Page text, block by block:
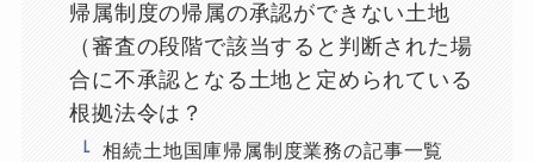
帰属制度の帰属の承認ができない土地
（審査の段階で該当すると判断された場
合に不承認となる土地と定められている
根拠法令は？
相続土地国庫帰属制度業務の記事一覧